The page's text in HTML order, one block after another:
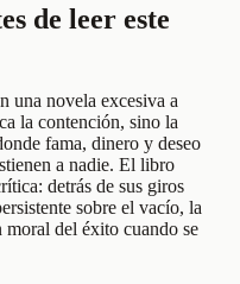
de leer este
una novela excesiva a
la contención, sino la
fama, dinero y deseo
a nadie. El libro
detrás de sus giros
sobre el vacío, la
moral del éxito cuando se